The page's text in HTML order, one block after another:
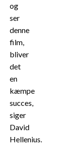
og
ser
denne
film,
bliver
det
en
kæmpe
succes,
siger
David
Hellenius.